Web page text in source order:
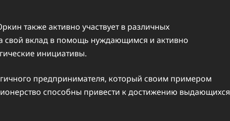
также активно участвует в различных
свой вклад в помощь нуждающимся и активно
инициативы.
предпринимателя, который своим примером
способны привести к достижению выдающихся